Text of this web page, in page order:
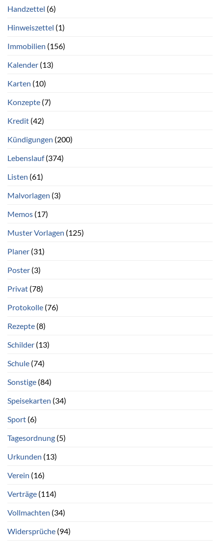
Handzettel (6)
Hinweiszettel (1)
Immobilien (156)
Kalender (13)
Karten (10)
Konzepte (7)
Kredit (42)
Kündigungen (200)
Lebenslauf(374)
Listen (61)
Malvorlagen (3)
Memos (17)
Muster Vorlagen (125)
Planer (31)
Poster (3)
Privat (78)
Protokolle (76)
Rezepte (8)
Schilder (13)
Schule (74)
Sonstige (84)
Speisekarten (34)
Sport (6)
Tagesordnung (5)
Urkunden (13)
Verein (16)
Verträge (114)
Vollmachten (34)
Widersprüche (94)